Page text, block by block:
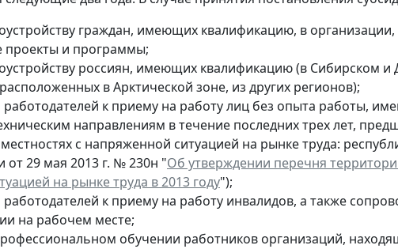
граждан, имеющих квалификацию, в
проекты и программы;
россиян, имеющих квалификацию (в Сибирском
в Арктической зоне, из других регионов);
к приему на работу лиц без опыта работы,
направлениям в течение последних трех лет,
с напряженной ситуацией на рынке труда:
от 29 мая 2013 г. № 230н "Об утверждении перечня
на рынке труда в 2013 году");
к приему на работу инвалидов, а также
на рабочем месте;
обучении работников организаций,